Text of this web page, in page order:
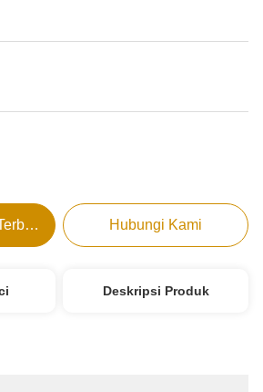
Hubungi Kami
Deskripsi Produk